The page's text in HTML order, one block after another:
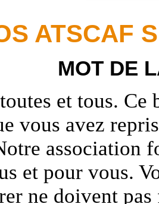
ATSCAF
MOT DE
et tous. Ce
vous avez
association
et pour vous.
ne doivent